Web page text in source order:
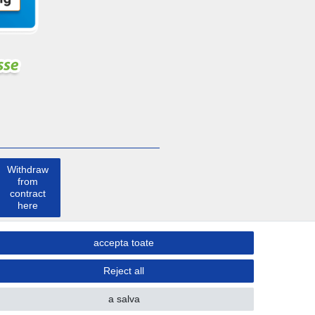
accepta toate
Reject all
a salva
Withdraw
from
contract
here